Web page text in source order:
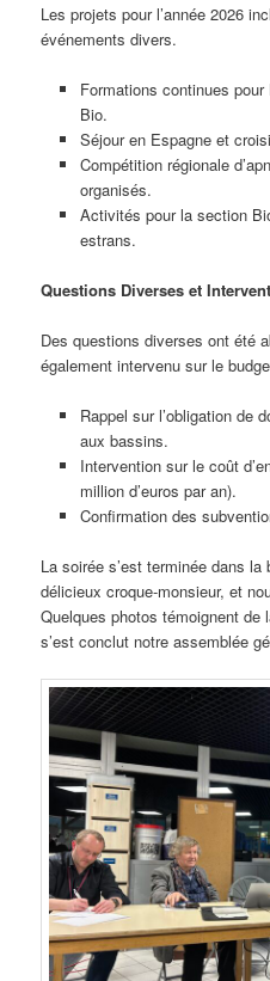
Les projets pour l’année 2026
événements divers.
Formations continues
Bio.
Séjour en Espagne et
Compétition régionale
organisés.
Activités pour la section
estrans.
Questions Diverses et
Des questions diverses ont été
également intervenu sur le
Rappel sur l’obligation de
aux bassins. ​
Intervention sur le coût
million d’euros par an). ​
Confirmation des
La soirée s’est terminée dans la
délicieux croque-monsieur, et
Quelques photos témoignent de
s’est conclut notre assemblée